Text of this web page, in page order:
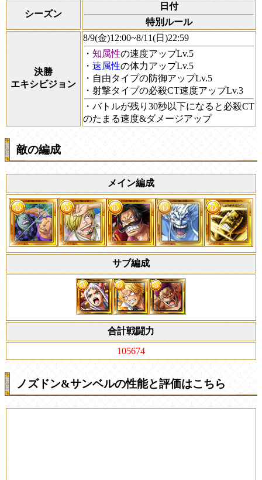
シーズン
日付
特別ルール
決勝
エキシビジョン
8/9(金)12:00~8/11(日)22:59
・ 知属性の速度アップLv.5
・ 速属性の体力アップLv.5
・自由タイプの防御アップLv.5
・射撃タイプの必殺CT速度アップLv.3
・バトルが残り30秒以下になると必殺CT
のたまる速度&ダメージアップ
敵の編成
メイン編成
サブ編成
合計戦闘力
105674
ノズドン&サンベルの性能と評価はこちら